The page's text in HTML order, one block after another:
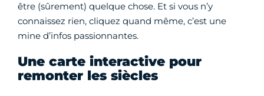
être (sûrement) quelque chose. Et si vous n’y
connaissez rien, cliquez quand même, c’est une
mine d’infos passionnantes.
Une carte interactive pour
remonter les siècles